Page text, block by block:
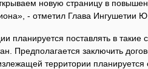
новую страницу в
- отметил Глава Ингушетии
планируется поставлять в такие
Предполагается заключить
территории планируется